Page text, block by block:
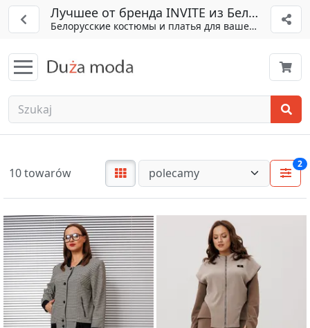
Лучшее от бренда INVITE из Беларуси
Белорусские костюмы и платья для вашего
10 towarów
2